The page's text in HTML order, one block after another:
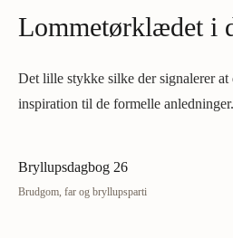
Lommetørklædet i
Det lille stykke silke der signalerer
inspiration til de formelle anledninger.
Bryllupsdagbog 26
Brudgom, far og bryllupsparti